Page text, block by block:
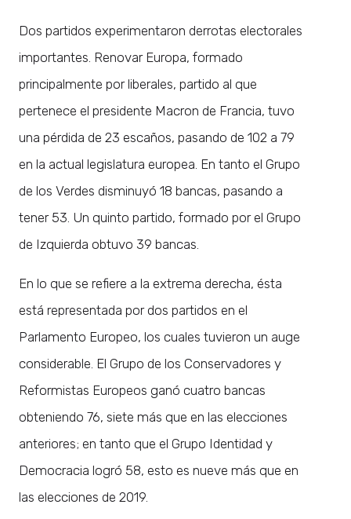
Dos partidos experimentaron derrotas electorales
importantes. Renovar Europa, formado
principalmente por liberales, partido al que
pertenece el presidente Macron de Francia, tuvo
una pérdida de 23 escaños, pasando de 102 a 79
en la actual legislatura europea. En tanto el Grupo
de los Verdes disminuyó 18 bancas, pasando a
tener 53. Un quinto partido, formado por el Grupo
de Izquierda obtuvo 39 bancas.
En lo que se refiere a la extrema derecha, ésta
está representada por dos partidos en el
Parlamento Europeo, los cuales tuvieron un auge
considerable. El Grupo de los Conservadores y
Reformistas Europeos ganó cuatro bancas
obteniendo 76, siete más que en las elecciones
anteriores; en tanto que el Grupo Identidad y
Democracia logró 58, esto es nueve más que en
las elecciones de 2019.